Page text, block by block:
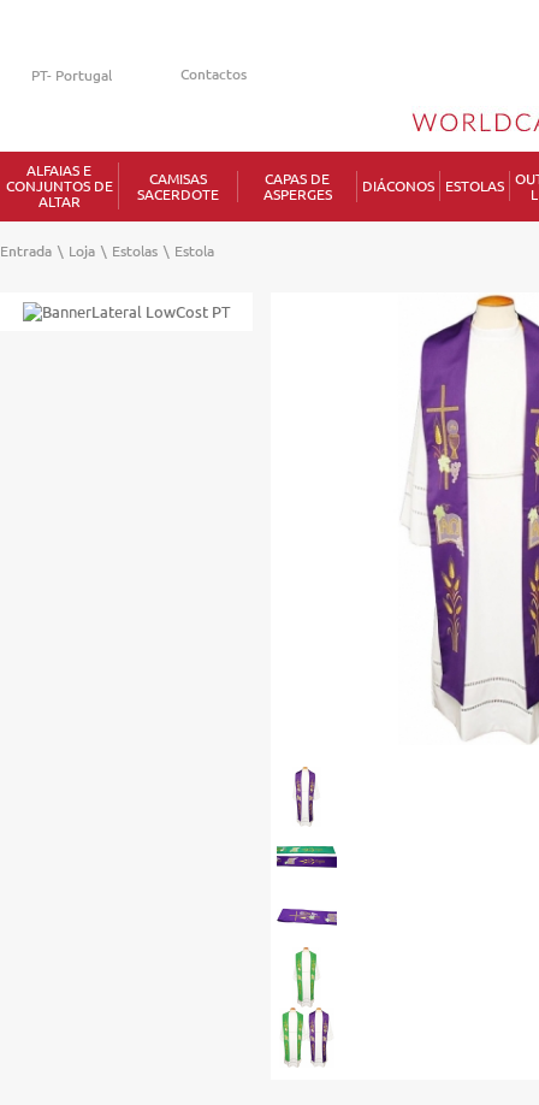
Contactos
ALFAIAS E
CONJUNTOS DE
ALTAR
CAMISAS
SACERDOTE
CAPAS DE
ASPERGES
DIÁCONOS ESTOLAS
Entrada \ Loja \ Estolas \ Estola